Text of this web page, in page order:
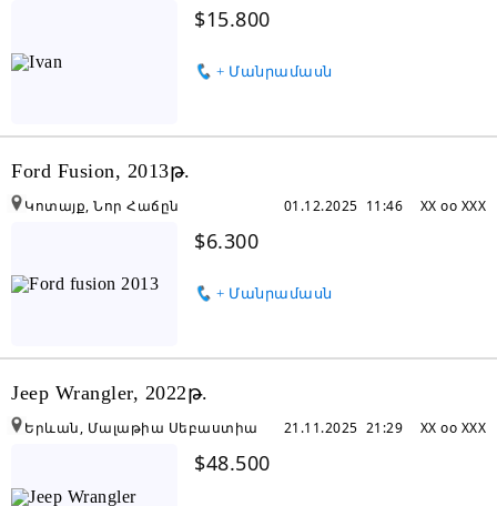
$15.800
+ Մանրամասն
Ford Fusion, 2013թ.
$6.300
+ Մանրամասն
XX oo XXX
01.12.2025 11:46
Կոտայք, Նոր Հաճըն
Jeep Wrangler, 2022թ.
$48.500
XX oo XXX
21.11.2025 21:29
Երևան, Մալաթիա Սեբաստիա